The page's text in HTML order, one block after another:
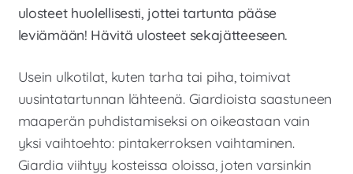
ulosteet huolellisesti, jottei tartunta pääse
leviämään! Hävitä ulosteet sekajätteeseen.
Usein ulkotilat, kuten tarha tai piha, toimivat
uusintatartunnan lähteenä. Giardioista saastuneen
maaperän puhdistamiseksi on oikeastaan vain
yksi vaihtoehto: pintakerroksen vaihtaminen.
Giardia viihtyy kosteissa oloissa, joten varsinkin